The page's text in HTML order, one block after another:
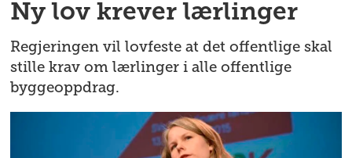
Ny lov krever lærlinger
Regjeringen vil lovfeste at det offentlige skal
stille krav om lærlinger i alle offentlige
byggeoppdrag.